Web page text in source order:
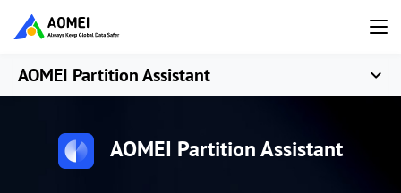
AOMEI Partition Assistant
AOMEI Partition Assistant